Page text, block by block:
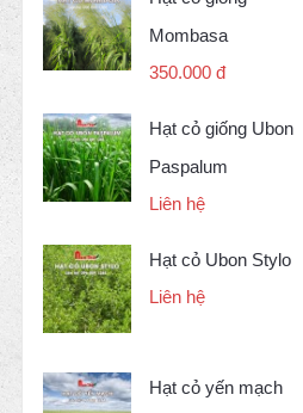
Mombasa
350.000 đ
Hạt cỏ giống Ubon
Paspalum
Liên hệ
Hạt cỏ Ubon Stylo
Liên hệ
Hạt cỏ yến mạch